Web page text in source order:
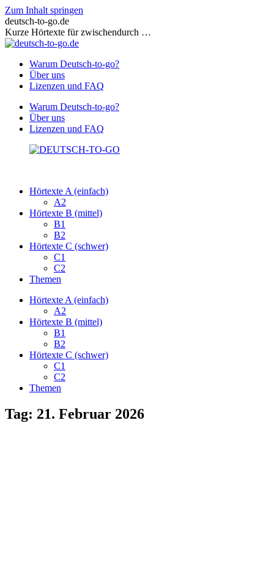
Zum Inhalt springen
deutsch-to-go.de
Kurze Hörtexte für zwischendurch …
Warum Deutsch-to-go?
Über uns
Lizenzen und FAQ
Warum Deutsch-to-go?
Über uns
Lizenzen und FAQ
Hörtexte A (einfach)
A2
Hörtexte B (mittel)
B1
B2
Hörtexte C (schwer)
C1
C2
Themen
Hörtexte A (einfach)
A2
Hörtexte B (mittel)
B1
B2
Hörtexte C (schwer)
C1
C2
Themen
Tag: 21. Februar 2026